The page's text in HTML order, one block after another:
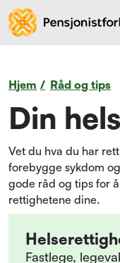
Hjem / Råd og tips
Din
Vet du hva du har
forebygge sykdom
gode råd og tips for
rettighetene dine.
Fastlege,